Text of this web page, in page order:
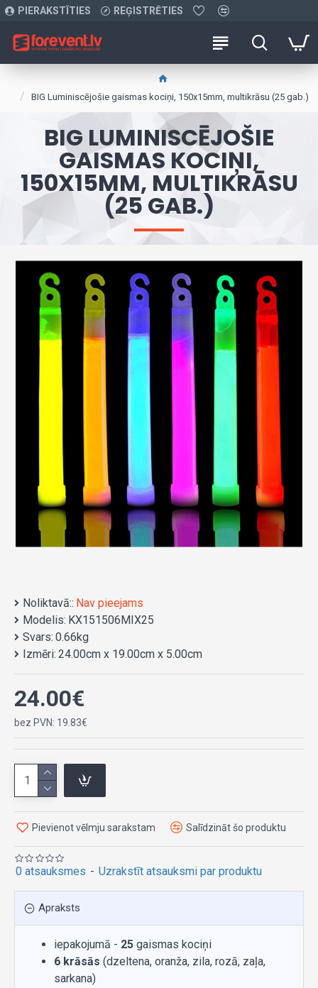
PIERAKSTĪTIES REĢISTRĒTIES
BIG Luminiscējošie gaismas kociņi, 150x15mm, multikrāsu (25 gab.)
BIG LUMINISCĒJOŠIE
GAISMAS KOCIŅI,
150X15MM, MULTIKRĀSU
(25 GAB.)
Noliktavā:: Nav pieejams
Modelis: KX151506MIX25
Svars: 0.66kg
Izmēri: 24.00cm x 19.00cm x 5.00cm
0 atsauksmes - Uzrakstīt atsauksmi par produktu
24.00€
bez PVN: 19.83€
Pievienot vēlmju sarakstam Salīdzināt šo produktu
Apraksts
iepakojumā - 25 gaismas kociņi
6 krāsās (dzeltena, oranža, zila, rozā, zaļa,
sarkana)